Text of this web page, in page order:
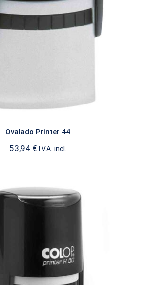
Ovalado Printer 44
PRINTER OVALADO
Ovalado Printer 44
53,94 € I.V.A. incl.
Redondo Printer 50